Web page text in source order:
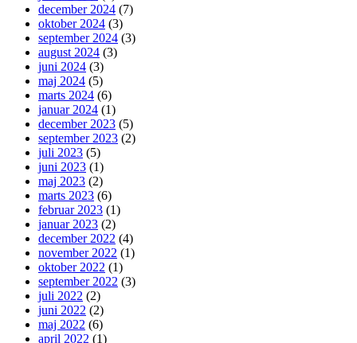
december 2024 (7)
oktober 2024 (3)
september 2024 (3)
august 2024 (3)
juni 2024 (3)
maj 2024 (5)
marts 2024 (6)
januar 2024 (1)
december 2023 (5)
september 2023 (2)
juli 2023 (5)
juni 2023 (1)
maj 2023 (2)
marts 2023 (6)
februar 2023 (1)
januar 2023 (2)
december 2022 (4)
november 2022 (1)
oktober 2022 (1)
september 2022 (3)
juli 2022 (2)
juni 2022 (2)
maj 2022 (6)
april 2022 (1)